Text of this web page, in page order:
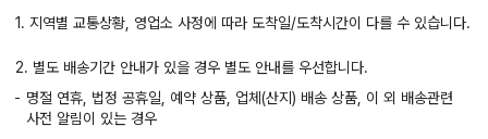
1. 지역별 교통상황, 영업소 사정에 따라 도착일/도착시간이 다를 수 있습니다.
2. 별도 배송기간 안내가 있을 경우 별도 안내를 우선합니다.
명절 연휴, 법정 공휴일, 예약 상품, 업체(산지) 배송 상품, 이 외 배송관련
사전 알림이 있는 경우